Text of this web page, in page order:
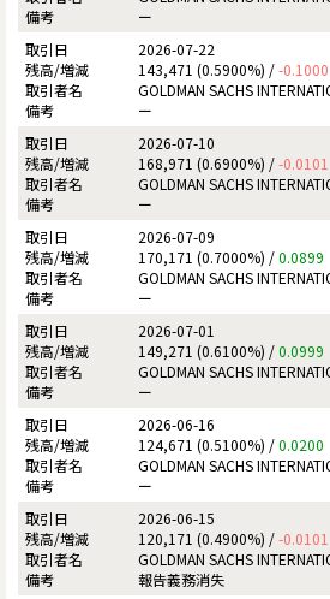
ー
2026-07-22
143,471 (0.5900%) /-0.1000
GOLDMAN SACHS
ー
2026-07-10
168,971 (0.6900%) /-0.0101
GOLDMAN SACHS
ー
2026-07-09
170,171 (0.7000%) /0.0899
GOLDMAN SACHS
ー
2026-07-01
149,271 (0.6100%) /0.0999
GOLDMAN SACHS
ー
2026-06-16
124,671 (0.5100%) /0.0200
GOLDMAN SACHS
ー
2026-06-15
120,171 (0.4900%) /-0.0101
GOLDMAN SACHS
報告義務消失